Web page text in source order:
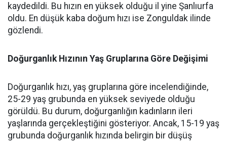
kaydedildi. Bu hızın en yüksek olduğu il yine Şanlıurfa
oldu. En düşük kaba doğum hızı ise Zonguldak ilinde
gözlendi.
Doğurganlık Hızının Yaş Gruplarına Göre Değişimi
Doğurganlık hızı, yaş gruplarına göre incelendiğinde,
25-29 yaş grubunda en yüksek seviyede olduğu
görüldü. Bu durum, doğurganlığın kadınların ileri
yaşlarında gerçekleştiğini gösteriyor. Ancak, 15-19 yaş
grubunda doğurganlık hızında belirgin bir düşüş